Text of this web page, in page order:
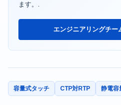
ます。.
エンジニアリングチー
容量式タッチ CTP対RTP 静電容